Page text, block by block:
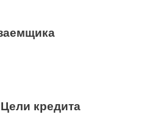
Цели кредита